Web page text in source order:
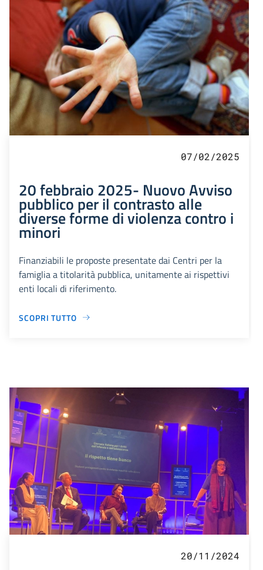
07/02/2025
20 febbraio 2025- Nuovo Avviso
pubblico per il contrasto alle
diverse forme di violenza contro i
minori
Finanziabili le proposte presentate dai Centri per la
famiglia a titolarità pubblica, unitamente ai rispettivi
enti locali di riferimento.
SCOPRI TUTTO
20/11/2024